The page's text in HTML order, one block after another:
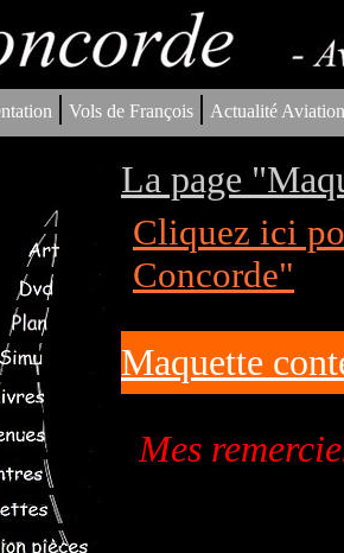
| Vols de François | Actualité
La page
Cliquez ici
Concorde"
Maquette
Mes